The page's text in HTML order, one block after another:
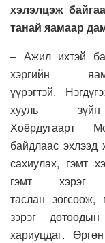
хэлэлцэж
танай яамаар
– Ажил ихтэй
хэргийн
үүрэгтэй.
хууль
Хоёрдугаарт
М
байдлаас эхлээд
сахиулах, гэмт
гэмт хэрэг
таслан зогсоож,
зэрэг
хариуцдаг. Ө